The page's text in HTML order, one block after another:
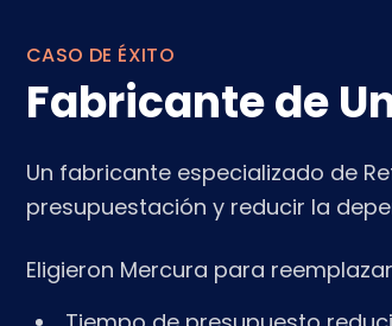
CASO DE ÉXITO
Fabricante de
Un fabricante especializado de
presupuestación y reducir la
Eligieron Mercura para